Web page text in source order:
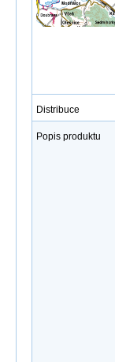
Distribuce
Popis produktu